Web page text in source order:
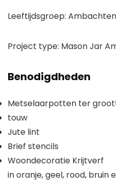
Leeftijdsgroep:
Project type: Mason Jar
Benodigdheden
Metselaarpotten ter
touw
Jute lint
Brief stencils
Woondecoratie Krijtverf
in oranje, geel, rood, bruin